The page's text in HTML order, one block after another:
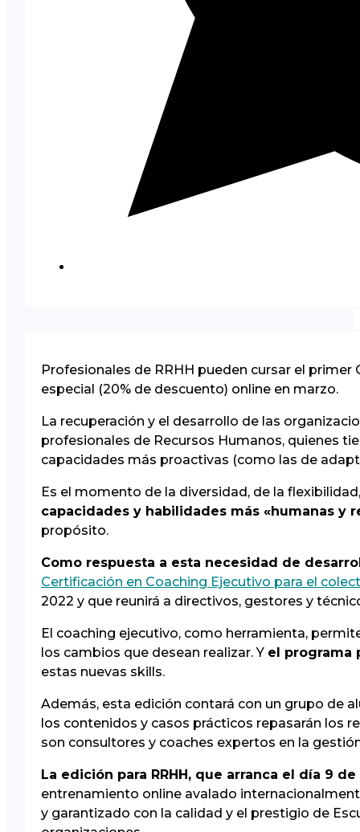
Profesionales de RRHH pueden cursar el
especial (20% de descuento) online en marzo.
La recuperación y el desarrollo de las
profesionales de Recursos Humanos, quienes
capacidades más proactivas (como las de
Es el momento de la diversidad, de la
capacidades y habilidades más «humanas y
propósito.
Como respuesta a esta necesidad de
Certificación en Coaching Ejecutivo para el
2022 y que reunirá a directivos, gestores y
El coaching ejecutivo, como herramienta,
los cambios que desean realizar. Y el programa
estas nuevas skills.
Además, esta edición contará con un grupo de
los contenidos y casos prácticos repasarán los
son consultores y coaches expertos en la
La edición para RRHH, que arranca el día 9
entrenamiento online avalado
y garantizado con la calidad y el prestigio de